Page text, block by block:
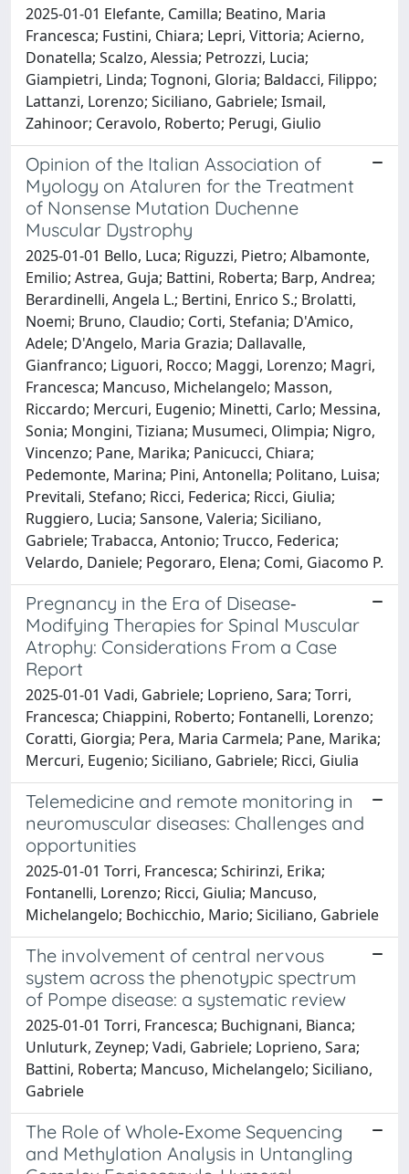
2025-01-01 Elefante, Camilla; Beatino, Maria
Francesca; Fustini, Chiara; Lepri, Vittoria; Acierno,
Donatella; Scalzo, Alessia; Petrozzi, Lucia;
Giampietri, Linda; Tognoni, Gloria; Baldacci, Filippo;
Lattanzi, Lorenzo; Siciliano, Gabriele; Ismail,
Zahinoor; Ceravolo, Roberto; Perugi, Giulio
Opinion of the Italian Association of
Myology on Ataluren for the Treatment
of Nonsense Mutation Duchenne
Muscular Dystrophy
2025-01-01 Bello, Luca; Riguzzi, Pietro; Albamonte,
Emilio; Astrea, Guja; Battini, Roberta; Barp, Andrea;
Berardinelli, Angela L.; Bertini, Enrico S.; Brolatti,
Noemi; Bruno, Claudio; Corti, Stefania; D'Amico,
Adele; D'Angelo, Maria Grazia; Dallavalle,
Gianfranco; Liguori, Rocco; Maggi, Lorenzo; Magri,
Francesca; Mancuso, Michelangelo; Masson,
Riccardo; Mercuri, Eugenio; Minetti, Carlo; Messina,
Sonia; Mongini, Tiziana; Musumeci, Olimpia; Nigro,
Vincenzo; Pane, Marika; Panicucci, Chiara;
Pedemonte, Marina; Pini, Antonella; Politano, Luisa;
Previtali, Stefano; Ricci, Federica; Ricci, Giulia;
Ruggiero, Lucia; Sansone, Valeria; Siciliano,
Gabriele; Trabacca, Antonio; Trucco, Federica;
Velardo, Daniele; Pegoraro, Elena; Comi, Giacomo P.
Pregnancy in the Era of Disease‐
Modifying Therapies for Spinal Muscular
Atrophy: Considerations From a Case
Report
2025-01-01 Vadi, Gabriele; Loprieno, Sara; Torri,
Francesca; Chiappini, Roberto; Fontanelli, Lorenzo;
Coratti, Giorgia; Pera, Maria Carmela; Pane, Marika;
Mercuri, Eugenio; Siciliano, Gabriele; Ricci, Giulia
Telemedicine and remote monitoring in
neuromuscular diseases: Challenges and
opportunities
2025-01-01 Torri, Francesca; Schirinzi, Erika;
Fontanelli, Lorenzo; Ricci, Giulia; Mancuso,
Michelangelo; Bochicchio, Mario; Siciliano, Gabriele
The involvement of central nervous
system across the phenotypic spectrum
of Pompe disease: a systematic review
2025-01-01 Torri, Francesca; Buchignani, Bianca;
Unluturk, Zeynep; Vadi, Gabriele; Loprieno, Sara;
Battini, Roberta; Mancuso, Michelangelo; Siciliano,
Gabriele
The Role of Whole‐Exome Sequencing
and Methylation Analysis in Untangling